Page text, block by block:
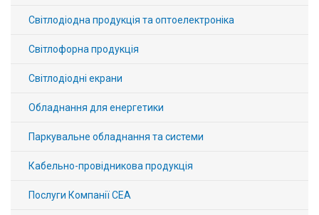
Світлодіодна продукція та оптоелектроніка
Світлофорна продукція
Світлодіодні екрани
Обладнання для енергетики
Паркувальне обладнання та системи
Кабельно-провідникова продукція
Послуги Компанії СЕА